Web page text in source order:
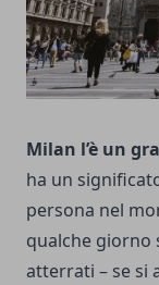
Milan l’è un
ha un
persona nel
qualche giorno
atterrati – se si